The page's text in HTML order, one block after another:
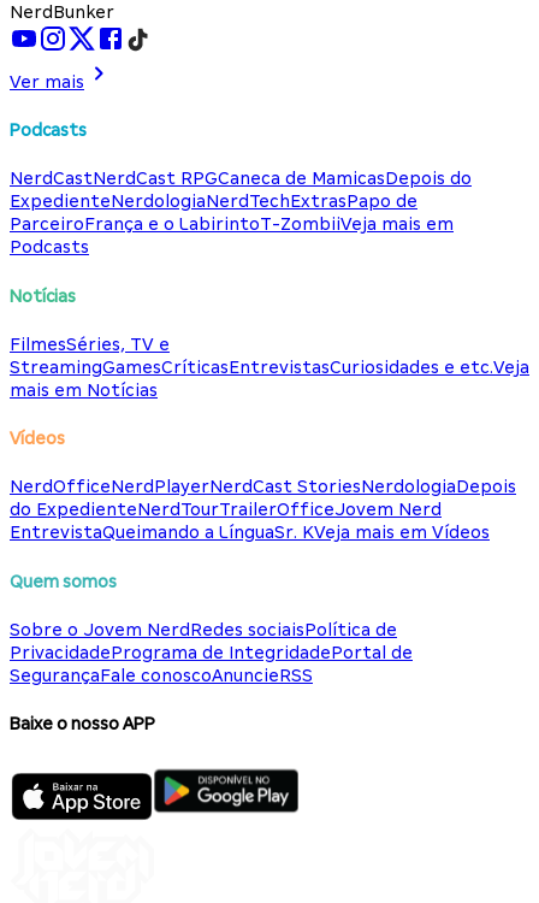
NerdBunker
Ver mais
Podcasts
NerdCastNerdCast RPGCaneca de MamicasDepois do
ExpedienteNerdologiaNerdTechExtrasPapo de
ParceiroFrança e o LabirintoT-ZombiiVeja mais em
Podcasts
Notícias
FilmesSéries, TV e
StreamingGamesCríticasEntrevistasCuriosidades e etc.Veja
mais em Notícias
Vídeos
NerdOfficeNerdPlayerNerdCast StoriesNerdologiaDepois
do ExpedienteNerdTourTrailerOfficeJovem Nerd
EntrevistaQueimando a LínguaSr. KVeja mais em Vídeos
Quem somos
Sobre o Jovem NerdRedes sociaisPolítica de
PrivacidadePrograma de IntegridadePortal de
SegurançaFale conoscoAnuncieRSS
Baixe o nosso APP